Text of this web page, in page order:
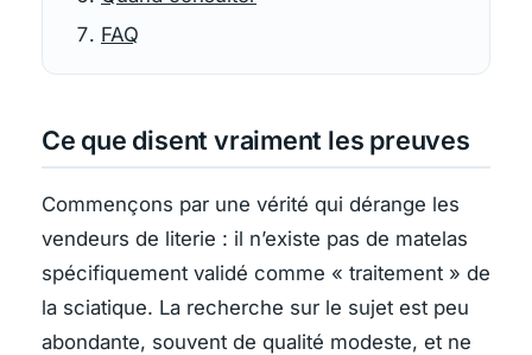
FAQ
Ce que disent vraiment les preuves
Commençons par une vérité qui dérange les
vendeurs de literie : il n’existe pas de matelas
spécifiquement validé comme « traitement » de
la sciatique. La recherche sur le sujet est peu
abondante, souvent de qualité modeste, et ne